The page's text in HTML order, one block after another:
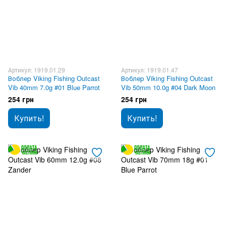
Артикул: 1919.01.29
Воблер Viking Fishing Outcast
Vib 40mm 7.0g #01 Blue Parrot
254 грн
Купить!
Артикул: 1919.01.47
Воблер Viking Fishing Outcast
Vib 50mm 10.0g #04 Dark Moon
254 грн
Купить!